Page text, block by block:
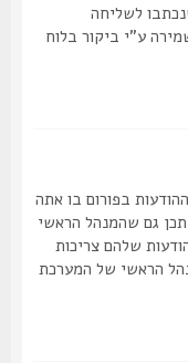
לשליחה
ביקור בלוח
בפורום בו אתה
שהמנהל הראשי
שלהם צריכות
של המערכת